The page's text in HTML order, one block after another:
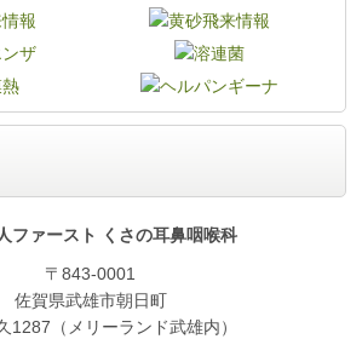
ファースト くさの耳鼻咽喉科
〒843-0001
佐賀県武雄市朝日町
1287（メリーランド武雄内）